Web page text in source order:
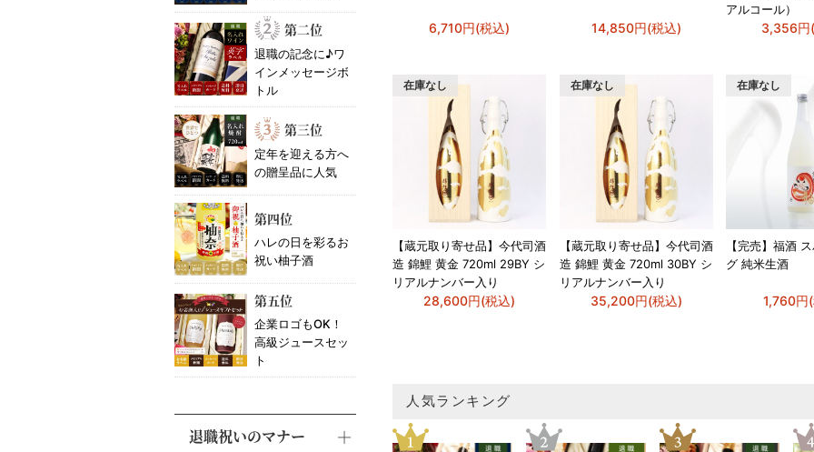
6,710円(税込) 14,850円(税込)
アルコール）
3,356円
【蔵元取り寄せ品】今代司酒
造 錦鯉 黄金 720ml 29BY シ
リアルナンバー入り
28,600円(税込)
在庫なし
【蔵元取り寄せ品】今代司酒
造 錦鯉 黄金 720ml 30BY シ
リアルナンバー入り
35,200円(税込)
在庫なし
【完売】福酒
グ 純米生酒
1,760円
在庫なし
人気ランキング
第二位
退職の記念に♪ワ
インメッセージボ
トル
第三位
定年を迎える方へ
の贈呈品に人気
第四位
ハレの日を彩るお
祝い柚子酒
第五位
企業ロゴもOK！
高級ジュースセッ
ト
退職祝いのマナー